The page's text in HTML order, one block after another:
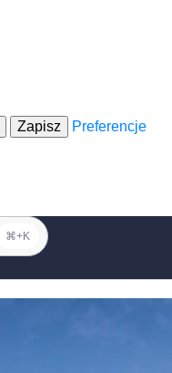
Zapisz Preferencje
⌘+K